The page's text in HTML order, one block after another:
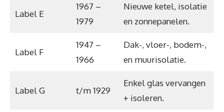
Label E
1967 –
1979
Nieuwe ketel, isolatie
en zonnepanelen.
Label F
1947 –
1966
Dak-, vloer-, bodem-,
en muurisolatie.
Label G t/m 1929
Enkel glas vervangen
+ isoleren.